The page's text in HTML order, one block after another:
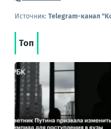
Источник: Telegram-канал
Топ